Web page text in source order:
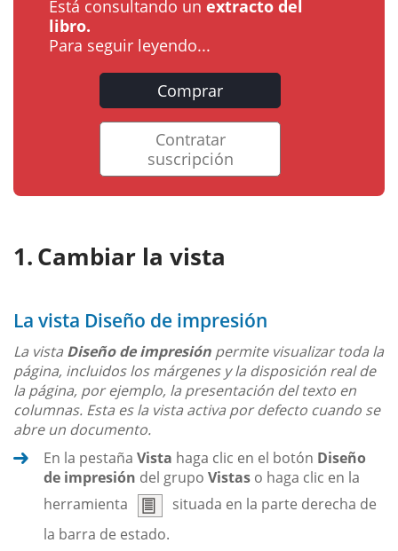
Está consultando un extracto del
libro.
Para seguir leyendo...
Comprar
Contratar
suscripción
Cambiar la vista
La vista Diseño de impresión
La vista Diseño de impresión permite visualizar toda la
página, incluidos los márgenes y la disposición real de
la página, por ejemplo, la presentación del texto en
columnas. Esta es la vista activa por defecto cuando se
abre un documento.
En la pestaña Vista haga clic en el botón Diseño
de impresión del grupo Vistas o haga clic en la
herramienta
situada en la parte derecha de
la barra de estado.